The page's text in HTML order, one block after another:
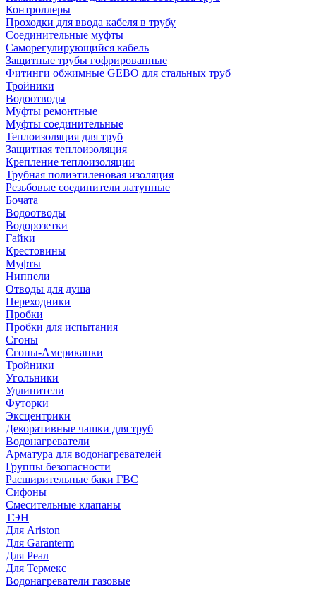
Контроллеры
Проходки для ввода кабеля в трубу
Соединительные муфты
Саморегулирующийся кабель
Защитные трубы гофрированные
Фитинги обжимные GEBO для стальных труб
Тройники
Водоотводы
Муфты ремонтные
Муфты соединительные
Теплоизоляция для труб
Защитная теплоизоляция
Крепление теплоизоляции
Трубная полиэтиленовая изоляция
Резьбовые соединители латунные
Бочата
Водоотводы
Водорозетки
Гайки
Крестовины
Муфты
Ниппели
Отводы для душа
Переходники
Пробки
Пробки для испытания
Сгоны
Сгоны-Американки
Тройники
Угольники
Удлинители
Футорки
Эксцентрики
Декоративные чашки для труб
Водонагреватели
Арматура для водонагревателей
Группы безопасности
Расширительные баки ГВС
Сифоны
Смесительные клапаны
ТЭН
Для Ariston
Для Garanterm
Для Реал
Для Термекс
Водонагреватели газовые